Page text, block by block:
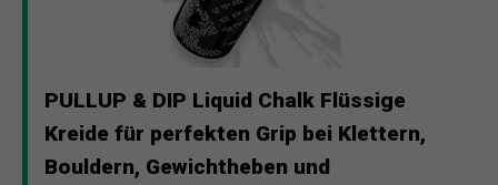
PULLUP & DIP Liquid Chalk Flüssige
Kreide für perfekten Grip bei Klettern,
Bouldern, Gewichtheben und